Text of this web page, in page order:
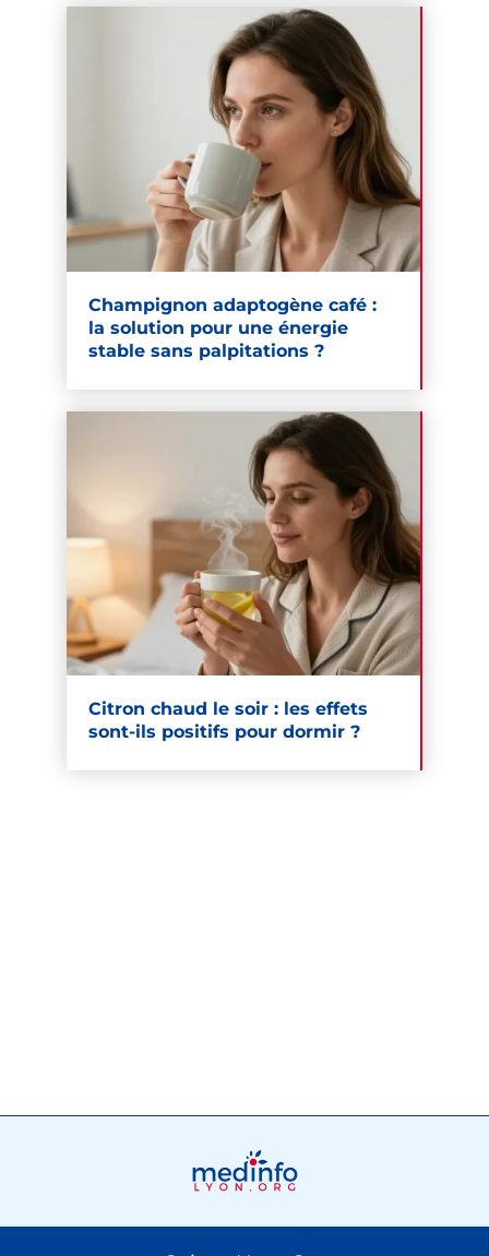
Champignon adaptogène café :
la solution pour une énergie
stable sans palpitations ?
Citron chaud le soir : les effets
sont-ils positifs pour dormir ?